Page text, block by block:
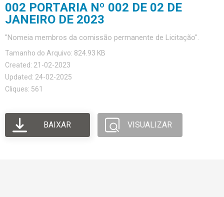
002 PORTARIA Nº 002 DE 02 DE
JANEIRO DE 2023
"Nomeia membros da comissão permanente de Licitação".
Tamanho do Arquivo: 824.93 KB
Created: 21-02-2023
Updated: 24-02-2025
Cliques: 561
BAIXAR VISUALIZAR